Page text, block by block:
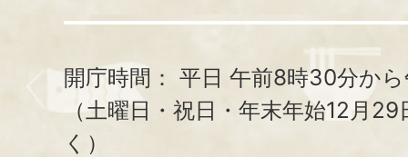
開庁時間： 平日 午前8時30分か
（土曜日・祝日・年末年始12月
く）